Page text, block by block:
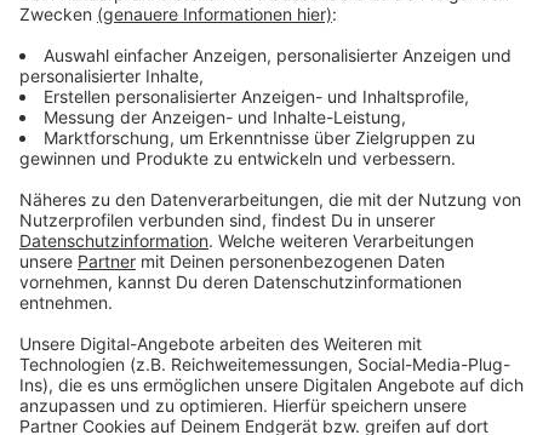
Anzeige
Wir benötigen Ihre
Zustimmung, um den YouTube
Video-Service zu laden!
Drittanbieters, um Videoinhalte
einzubetten. Dieser Service kann
Daten zu Ihren Aktivitäten
sammeln. Bitte lesen Sie die